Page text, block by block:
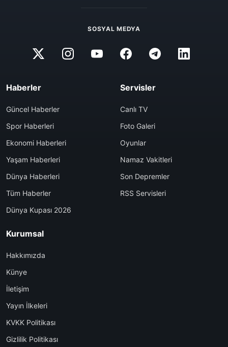
SOSYAL MEDYA
Haberler
Güncel Haberler
Spor Haberleri
Ekonomi Haberleri
Yaşam Haberleri
Dünya Haberleri
Tüm Haberler
Dünya Kupası 2026
Servisler
Canlı TV
Foto Galeri
Oyunlar
Namaz Vakitleri
Son Depremler
RSS Servisleri
Kurumsal
Hakkımızda
Künye
İletişim
Yayın İlkeleri
KVKK Politikası
Gizlilik Politikası